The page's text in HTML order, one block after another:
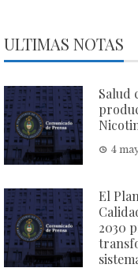
ULTIMAS NOTAS
Salud
4
El
2030